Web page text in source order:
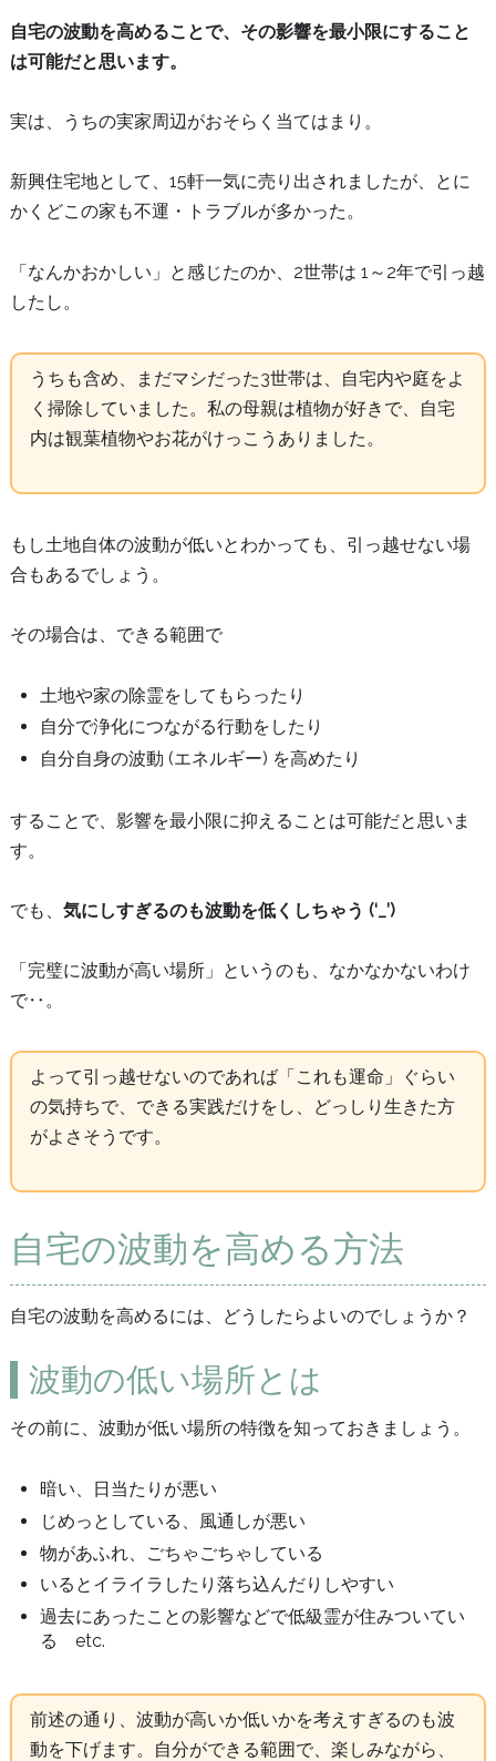
自宅の波動を高めることで、その影響を最小限にすること
は可能だと思います。
実は、うちの実家周辺がおそらく当てはまり。
新興住宅地として、15軒一気に売り出されましたが、とに
かくどこの家も不運・トラブルが多かった。
「なんかおかしい」と感じたのか、2世帯は 1～2年で引っ越
したし。
うちも含め、まだマシだった3世帯は、自宅内や庭をよ
く掃除していました。私の母親は植物が好きで、自宅
内は観葉植物やお花がけっこうありました。
もし土地自体の波動が低いとわかっても、引っ越せない場
合もあるでしょう。
その場合は、できる範囲で
土地や家の除霊をしてもらったり
自分で浄化につながる行動をしたり
自分自身の波動 (エネルギー) を高めたり
することで、影響を最小限に抑えることは可能だと思いま
す。
でも、 気にしすぎるのも波動を低くしちゃう (‘_’)
「完璧に波動が高い場所」というのも、なかなかないわけ
で‥。
よって引っ越せないのであれば「これも運命」ぐらい
の気持ちで、できる実践だけをし、どっしり生きた方
がよさそうです。
自宅の波動を高める方法
自宅の波動を高めるには、どうしたらよいのでしょうか？
波動の低い場所とは
その前に、波動が低い場所の特徴を知っておきましょう。
暗い、日当たりが悪い
じめっとしている、風通しが悪い
物があふれ、ごちゃごちゃしている
いるとイライラしたり落ち込んだりしやすい
過去にあったことの影響などで低級霊が住みついてい
る etc.
前述の通り、波動が高いか低いかを考えすぎるのも波
動を下げます。自分ができる範囲で、楽しみながら、